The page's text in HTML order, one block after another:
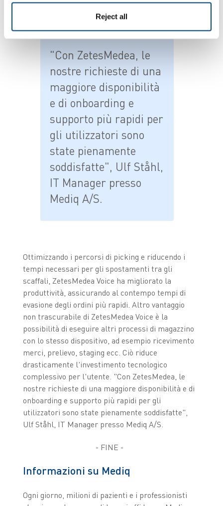
Reject all
"Con ZetesMedea, le
nostre richieste di una
maggiore disponibilità
e di onboarding e
supporto più rapidi per
gli utilizzatori sono
state pienamente
soddisfatte", Ulf Ståhl,
IT Manager presso
Mediq A/S.
Ottimizzando i percorsi di picking e riducendo i
tempi necessari per gli spostamenti tra gli
scaffali, ZetesMedea Voice ha migliorato la
produttività, assicurando al contempo tempi di
evasione degli ordini più rapidi. Altro vantaggio
non trascurabile di ZetesMedea Voice è la
possibilità di eseguire altri processi di magazzino
con lo stesso dispositivo, ad esempio ricevimento
merci, prelievo, staging ecc. Ciò riduce
drasticamente l'investimento tecnologico
complessivo per l'utente. "Con ZetesMedea, le
nostre richieste di una maggiore disponibilità e di
onboarding e supporto più rapidi per gli
utilizzatori sono state pienamente soddisfatte",
Ulf Ståhl, IT Manager presso Mediq A/S.
- FINE -
Informazioni su Mediq
Ogni giorno, milioni di pazienti e i professionisti